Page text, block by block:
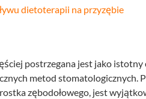
bruksizmu
dietoterapii na przyzębie
postrzegana jest jako
metod stomatologicznych.
zębodołowego, jest